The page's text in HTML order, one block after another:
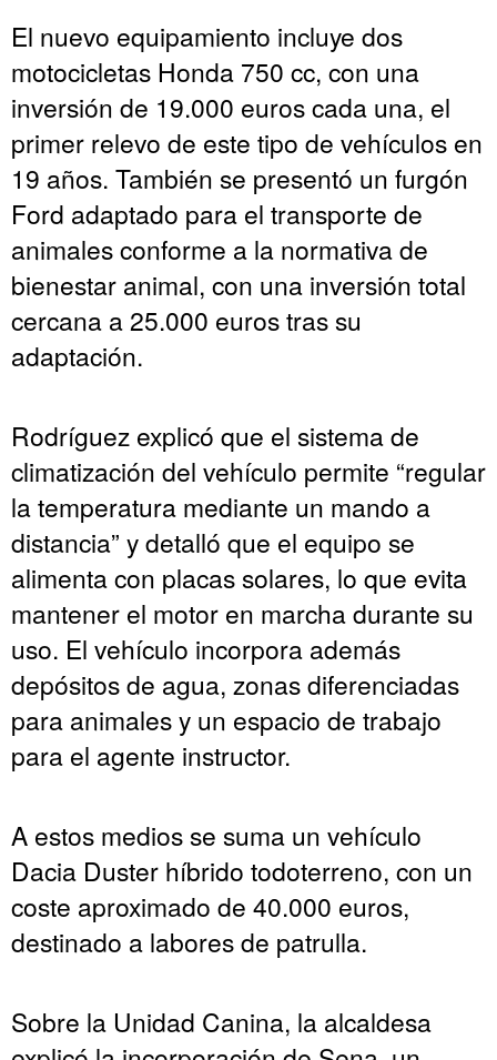
El nuevo equipamiento incluye dos
motocicletas Honda 750 cc, con una
inversión de 19.000 euros cada una, el
primer relevo de este tipo de vehículos en
19 años. También se presentó un furgón
Ford adaptado para el transporte de
animales conforme a la normativa de
bienestar animal, con una inversión total
cercana a 25.000 euros tras su
adaptación.
Rodríguez explicó que el sistema de
climatización del vehículo permite “regular
la temperatura mediante un mando a
distancia” y detalló que el equipo se
alimenta con placas solares, lo que evita
mantener el motor en marcha durante su
uso. El vehículo incorpora además
depósitos de agua, zonas diferenciadas
para animales y un espacio de trabajo
para el agente instructor.
A estos medios se suma un vehículo
Dacia Duster híbrido todoterreno, con un
coste aproximado de 40.000 euros,
destinado a labores de patrulla.
Sobre la Unidad Canina, la alcaldesa